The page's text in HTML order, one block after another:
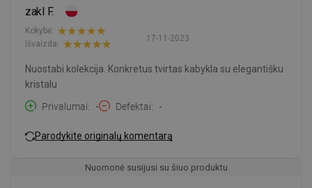
zakl F.
17-11-2023
Kokybė:
Išvaizda:
Nuostabi kolekcija. Konkretus tvirtas kabykla su elegantišku
kristalu
Privalumai
- Defektai -
Parodykite originalų komentarą
Nuomonė susijusi su šiuo produktu